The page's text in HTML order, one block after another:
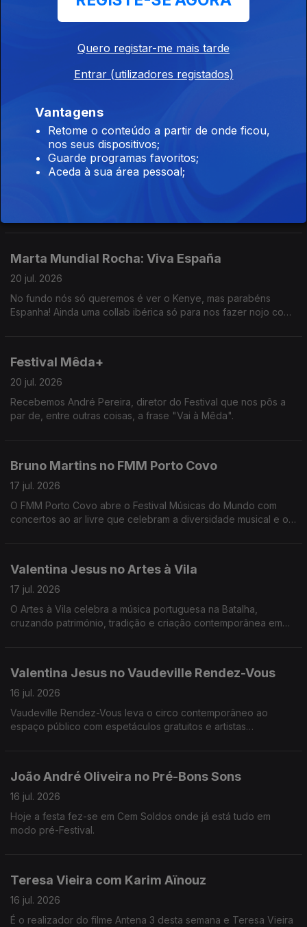
Teresa Vieira no Festival Curtas Vila Do Conde
Teresa à conversa com Luís Costa e Miguel da Santa sobre a
Teresa Vieira no Festival Curtas Vila Do Conde
20 jul. 2026
Marta Mundial Rocha: Viva España
20 jul. 2026
No fundo nós só queremos é ver o Kenye, mas parabéns
Espanha! Ainda uma collab ibérica só para nos fazer nojo com
Festival Mêda+
20 jul. 2026
Recebemos André Pereira, diretor do Festival que nos pôs a
par de, entre outras coisas, a frase "Vai à Mêda".
Bruno Martins no FMM Porto Covo
17 jul. 2026
O FMM Porto Covo abre o Festival Músicas do Mundo com
concertos ao ar livre que celebram a diversidade musical e o
Valentina Jesus no Artes à Vila
17 jul. 2026
O Artes à Vila celebra a música portuguesa na Batalha,
cruzando património, tradição e criação contemporânea em
Valentina Jesus no Vaudeville Rendez-Vous
16 jul. 2026
Vaudeville Rendez-Vous leva o circo contemporâneo ao
espaço público com espetáculos gratuitos e artistas
João André Oliveira no Pré-Bons Sons
16 jul. 2026
Hoje a festa fez-se em Cem Soldos onde já está tudo em
modo pré-Festival.
Teresa Vieira com Karim Aïnouz
16 jul. 2026
É o realizador do filme Antena 3 desta semana e Teresa Vieira
Quero registar-me mais tarde
Entrar (utilizadores registados)
Vantagens
Retome o conteúdo a partir de onde ficou,
nos seus dispositivos;
Guarde programas favoritos;
Aceda à sua área pessoal;